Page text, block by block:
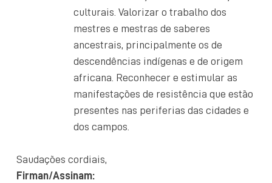
culturais. Valorizar o trabalho dos
mestres e mestras de saberes
ancestrais, principalmente os de
descendências indígenas e de origem
africana. Reconhecer e estimular as
manifestações de resistência que estão
presentes nas periferias das cidades e
dos campos.
Saudações cordiais,
Firman/Assinam: